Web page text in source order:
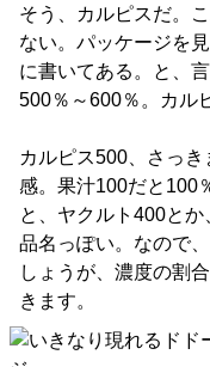
そう、カルピスだ。
ない。パッケージを
に書いてある。と、
500％～600％。カル
カルピス500、さっ
感。果汁100だと100
と、ヤクルト400と
品名っぽい。なので
しょうが、濃度の割
きます。